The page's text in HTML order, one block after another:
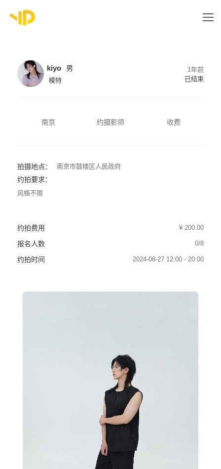
kiyo 男
模特
1年前
已结束
南京 约摄影师 收费
拍摄地点： 南京市鼓楼区人民政府
约拍要求：
风格不限
约拍费用 ¥ 200.00
报名人数 0/8
约拍时间 2024-08-27 12:00 - 20:00